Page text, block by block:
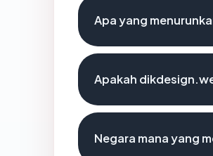
Apa yang
Apakah
Negara mana yang